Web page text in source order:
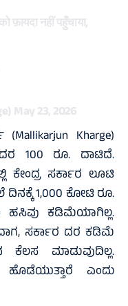
फ़ायदा नहीं पहुँचाया,
May 23, 2026
Kharge)
100 ರೂ. ದಾಟಿದೆ.
ಕೇಂದ್ರ ಸರ್ಕಾರ ಲೂಟಿ
1,000 ಕೋಟಿ ರೂ.
ಕಡಿಮೆಯಾಗಿಲ್ಲ.
ಸರ್ಕಾರ ದರ ಕಡಿಮೆ
ಮಾಡುವುದಿಲ್ಲ.
ಎಂದು